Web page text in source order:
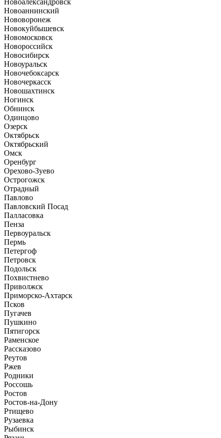
Новоалександровск
Новоаннинский
Нововоронеж
Новокуйбышевск
Новомосковск
Новороссийск
Новосибирск
Новоуральск
Новочебоксарск
Новочеркасск
Новошахтинск
Ногинск
Обнинск
Одинцово
Озерск
Октябрьск
Октябрьский
Омск
Оренбург
Орехово-Зуево
Острогожск
Отрадный
Павлово
Павловский Посад
Палласовка
Пенза
Первоуральск
Пермь
Петергоф
Петровск
Подольск
Похвистнево
Приволжск
Приморско-Ахтарск
Псков
Пугачев
Пушкино
Пятигорск
Раменское
Рассказово
Реутов
Ржев
Родники
Россошь
Ростов
Ростов-на-Дону
Ртищево
Рузаевка
Рыбинск